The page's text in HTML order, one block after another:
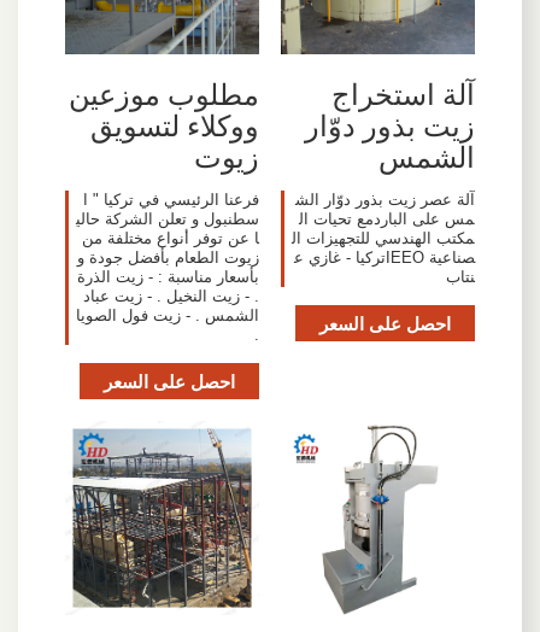
آلة استخراج
زيت بذور دوّار
الشمس
آلة عصر زيت بذور دوّار الش
مس على الباردمع تحيات ال
مكتب الهندسي للتجهيزات ال
صناعية IEEOتركيا - غازي ع
نتاب
احصل على السعر
مطلوب موزعين
ووكلاء لتسويق
زيوت
فرعنا الرئيسي في تركيا " ا
سطنبول و تعلن الشركة حالي
ا عن توفر أنواع مختلفة من
زيوت الطعام بأفضل جودة و
بأسعار مناسبة : - زيت الذرة
. - زيت النخيل . - زيت عباد
الشمس . - زيت فول الصويا
احصل على السعر